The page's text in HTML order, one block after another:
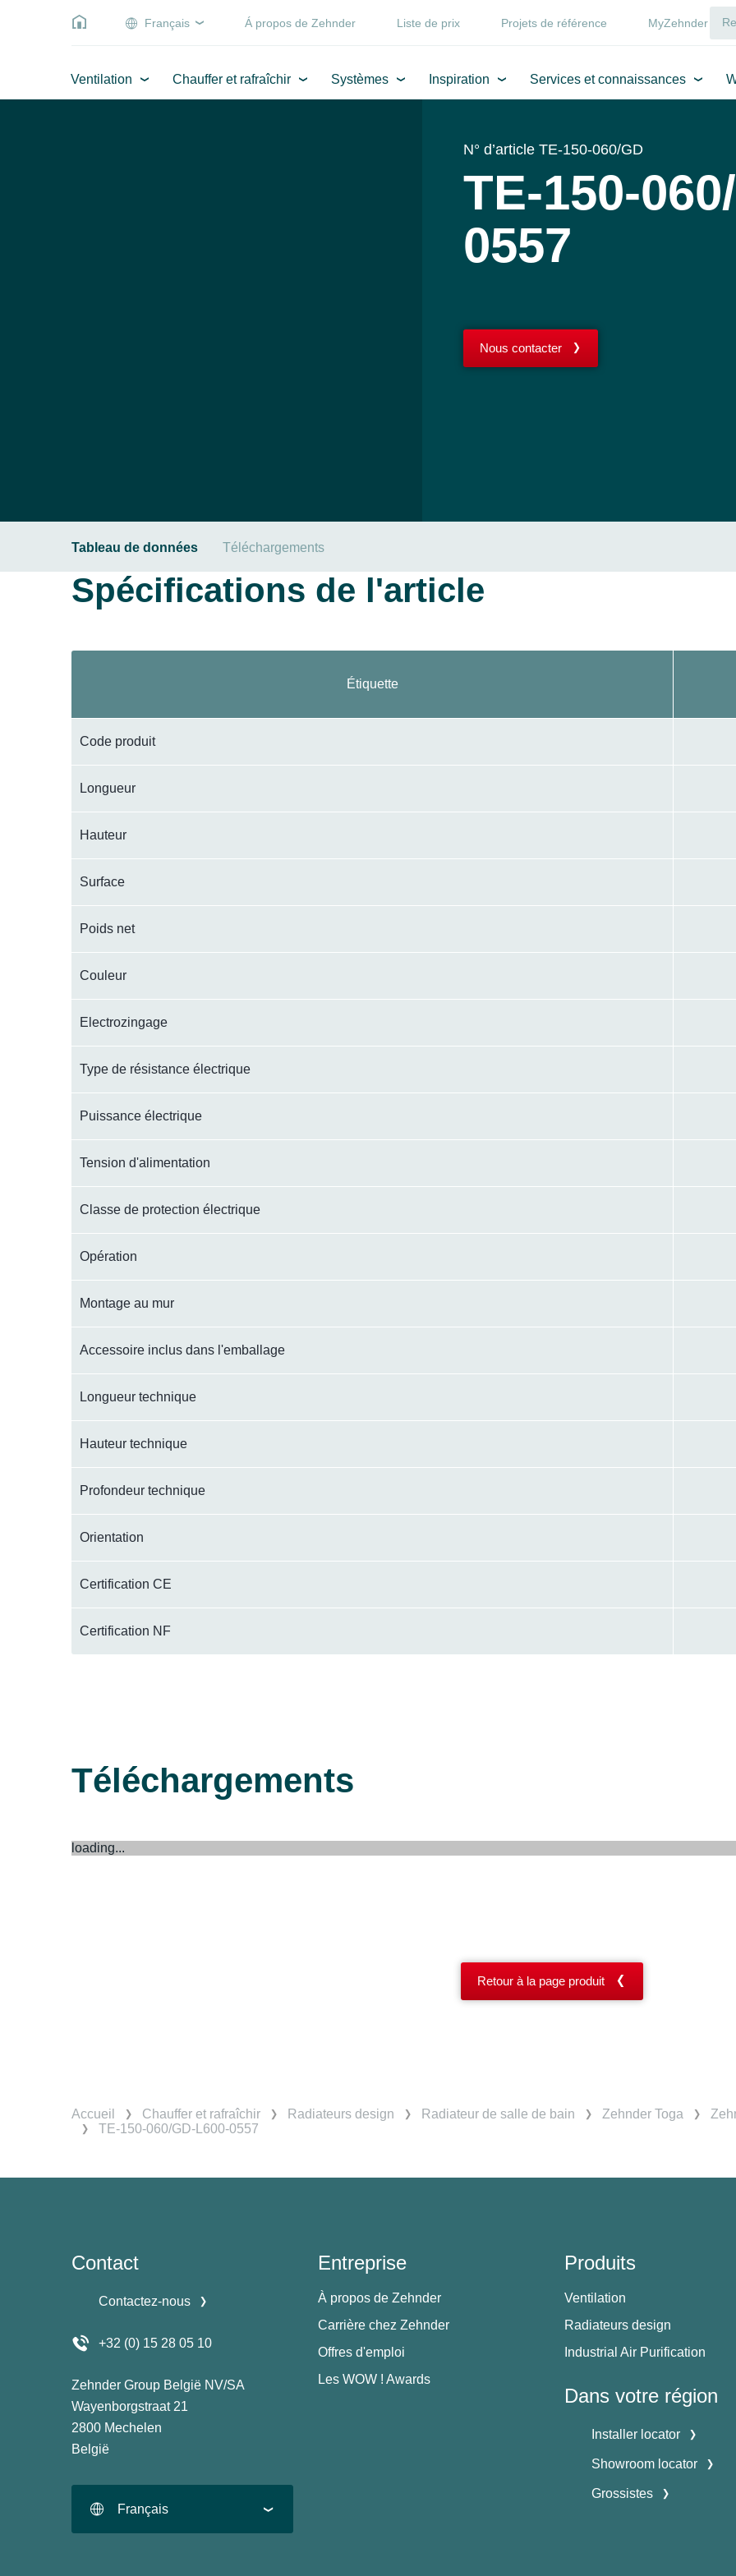
Français Á propos de Zehnder Liste de prix Projets de référence MyZehnder
Ventilation Chauffer et rafraîchir Systèmes Inspiration Services et connaissances
N° d’article TE-150-060/GD
TE-150-
0557
Nous contacter
Tableau de données Téléchargements
Spécifications de l'article
Étiquette
Code produit
Longueur
Hauteur
Surface
Poids net
Couleur
Electrozingage
Type de résistance électrique
Puissance électrique
Tension d'alimentation
Classe de protection électrique
Opération
Montage au mur
Accessoire inclus dans l'emballage
Longueur technique
Hauteur technique
Profondeur technique
Orientation
Certification CE
Certification NF
Téléchargements
loading...
Retour à la page produit
Accueil Chauffer et rafraîchir Radiateurs design Radiateur de salle de bain Zehnder Toga
TE-150-060/GD-L600-0557
Contact
Contactez-nous
+32 (0) 15 28 05 10
Zehnder Group België NV/SA
Wayenborgstraat 21
2800 Mechelen
België
Français
Entreprise
À propos de Zehnder
Carrière chez Zehnder
Offres d'emploi
Les WOW ! Awards
Produits
Ventilation
Radiateurs design
Industrial Air Purification
Dans votre région
Installer locator
Showroom locator
Grossistes